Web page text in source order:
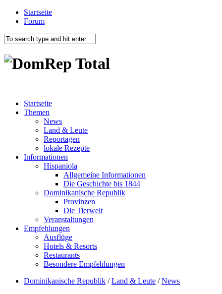
Startseite
Forum
Startseite
Themen
News
Land & Leute
Reportagen
lokale Rezepte
Informationen
Hispaniola
Allgemeine Informationen
Die Geschichte bis 1844
Dominikanische Republik
Provinzen
Die Tierwelt
Veranstaltungen
Empfehlungen
Ausflüge
Hotels & Resorts
Restaurants
Besondere Empfehlungen
Dominikanische Republik / Land & Leute / News